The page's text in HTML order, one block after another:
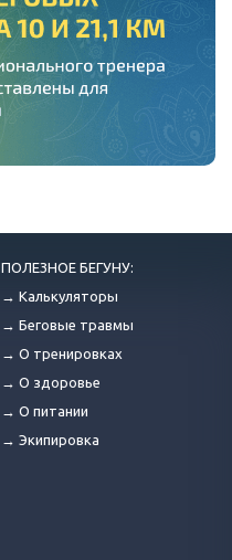
ПОЛЕЗНОЕ БЕГУНУ:
→ Калькуляторы
→ Беговые травмы
→ О тренировках
→ О здоровье
→ О питании
→ Экипировка